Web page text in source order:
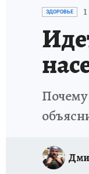
ЗДОРОВЬЕ